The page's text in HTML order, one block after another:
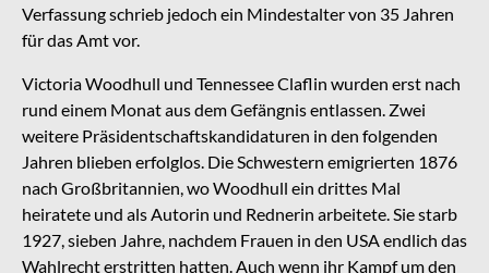
Verfassung schrieb jedoch ein Mindestalter von 35 Jahren
für das Amt vor.
Victoria Woodhull und Tennessee Claflin wurden erst nach
rund einem Monat aus dem Gefängnis entlassen. Zwei
weitere Präsidentschaftskandidaturen in den folgenden
Jahren blieben erfolglos. Die Schwestern emigrierten 1876
nach Großbritannien, wo Woodhull ein drittes Mal
heiratete und als Autorin und Rednerin arbeitete. Sie starb
1927, sieben Jahre, nachdem Frauen in den USA endlich das
Wahlrecht erstritten hatten. Auch wenn ihr Kampf um den